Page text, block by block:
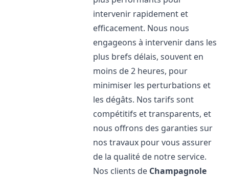
intervenir rapidement et
efficacement. Nous nous
engageons à intervenir dans les
plus brefs délais, souvent en
moins de 2 heures, pour
minimiser les perturbations et
les dégâts. Nos tarifs sont
compétitifs et transparents, et
nous offrons des garanties sur
nos travaux pour vous assurer
de la qualité de notre service.
Nos clients de Champagnole